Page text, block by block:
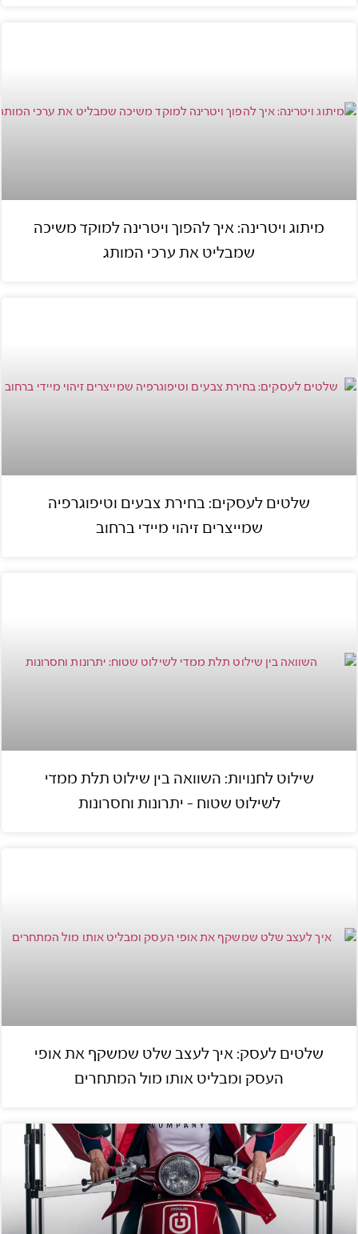
מיתוג ויטרינה: איך להפוך ויטרינה למוקד משיכה
שמבליט את ערכי המותג
שלטים לעסקים: בחירת צבעים וטיפוגרפיה
שמייצרים זיהוי מיידי ברחוב
שילוט לחנויות: השוואה בין שילוט תלת ממדי
לשילוט שטוח – יתרונות וחסרונות
שלטים לעסק: איך לעצב שלט שמשקף את אופי
העסק ומבליט אותו מול המתחרים